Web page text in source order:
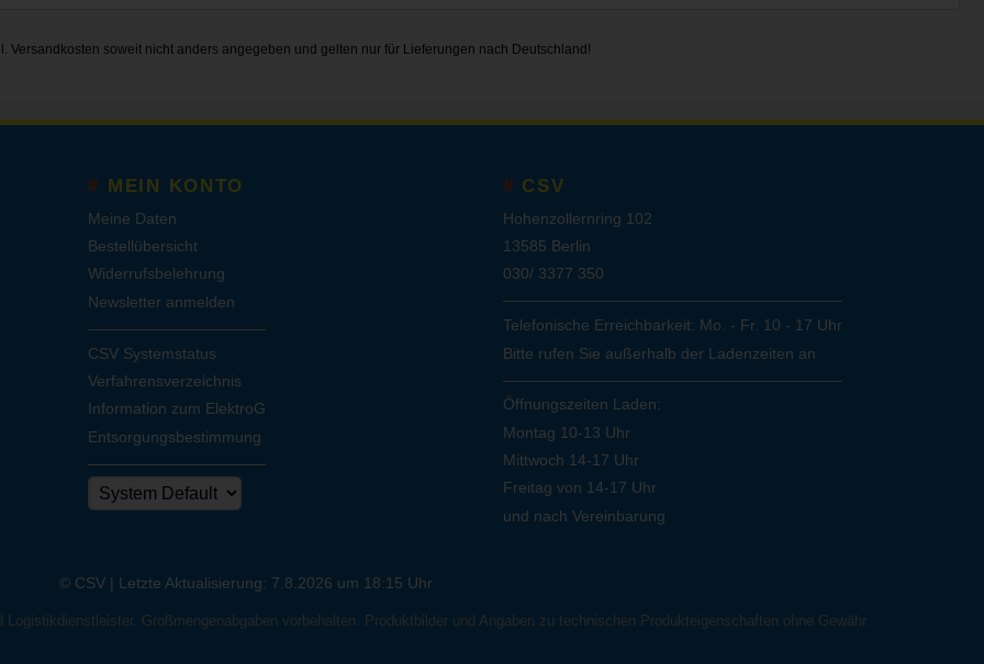
Versandkosten soweit nicht anders angegeben und gelten nur für Lieferungen nach Deutschland!
MEIN KONTO
Meine Daten
Bestellübersicht
Widerrufsbelehrung
Newsletter anmelden
CSV Systemstatus
Verfahrensverzeichnis
Information zum ElektroG
Entsorgungsbestimmung
CSV
Hohenzollernring 102
13585 Berlin
030/ 3377 350
Telefonische Erreichbarkeit: Mo. - Fr. 10 - 17 Uhr
Bitte rufen Sie außerhalb der Ladenzeiten an
Öffnungszeiten Laden:
Montag 10-13 Uhr
Mittwoch 14-17 Uhr
Freitag von 14-17 Uhr
und nach Vereinbarung
© CSV | Letzte Aktualisierung: 7.8.2026 um 18:15 Uhr
Großmengenabgaben vorbehalten. Produktbilder und Angaben zu technischen Produkteigenschaften ohne Gewähr.